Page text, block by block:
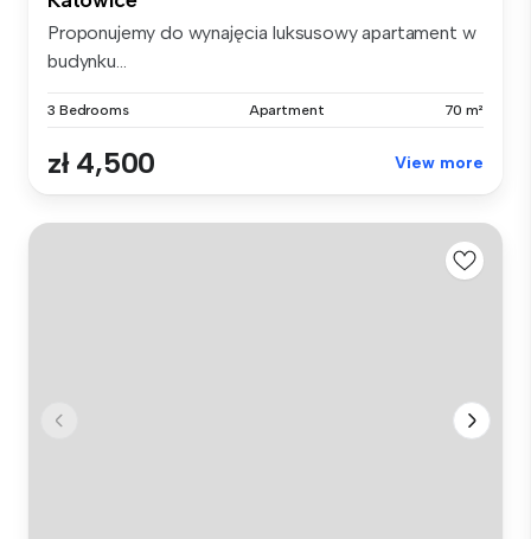
Proponujemy do wynajęcia luksusowy apartament w
budynku...
3 Bedrooms Apartment 70 m²
zł 4,500 View more